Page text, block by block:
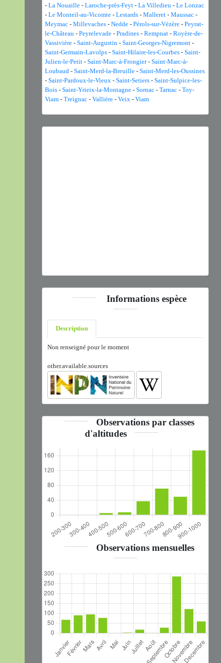
- La Nouaille - Laroche-près-Feyt - La Villedieu - Le Lonzac
- Le Monteil-au-Vicomte - Lestards - Malleret - Maussac -
Meymac - Millevaches - Nedde - Pérols-sur-Vézère - Peyrat-
le-Château - Peyrelevade - Pradines - Rempnat - Royère-de-
Vassivière - Saint-Augustin - Saint-Georges-Nigremont -
Saint-Germain-Lavolps - Saint-Hilaire-les-Courbes - Saint-
Julien-le-Petit - Saint-Marc-à-Frongier- Saint-Marc-à-
Loubaud - Saint-Merd-la-Breuille - Saint-Merd-les-Oussines
- Saint-Pardoux-le-Vieux - Saint-Setiers - Saint-Sulpice-les-
Bois - Saint-Yrieix-la-Montagne - Sornac - Tarnac - Toy-
Viam - Treignac - Vallière - Veix - Viam
Informations espèce
Description
Non renseigné pour le moment
other.available.sources
Observations par classes
d'altitudes
Observations mensuelles